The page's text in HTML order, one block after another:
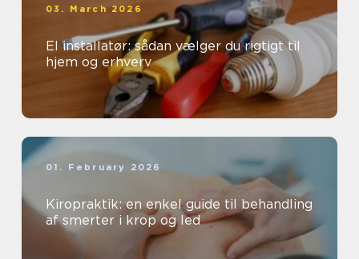
03. March 2026
El installatør: sådan vælger du rigtigt til
hjem og erhverv
01. February 2026
Kiropraktik: en enkel guide til behandling
af smerter i krop og led